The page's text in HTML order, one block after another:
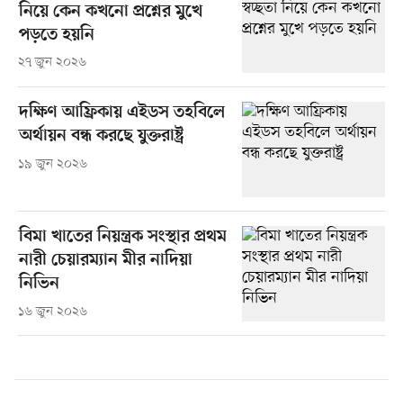
নিয়ে কেন কখনো প্রশ্নের মুখে
পড়তে হয়নি
২৭ জুন ২০২৬
দক্ষিণ আফ্রিকায় এইডস তহবিলে
অর্থায়ন বন্ধ করছে যুক্তরাষ্ট্র
১৯ জুন ২০২৬
বিমা খাতের নিয়ন্ত্রক সংস্থার প্রথম
নারী চেয়ারম্যান মীর নাদিয়া
নিভিন
১৬ জুন ২০২৬